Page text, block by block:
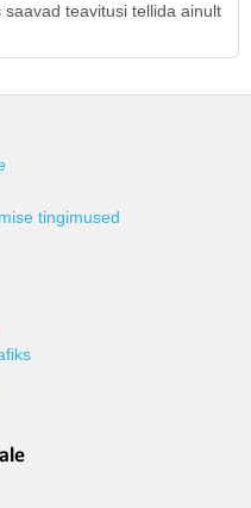
teavitusi tellida ainult
tingimused